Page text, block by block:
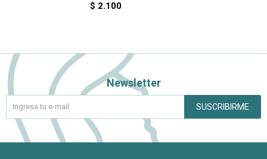
$ 2.100
Newsletter
SUSCRIBIRME